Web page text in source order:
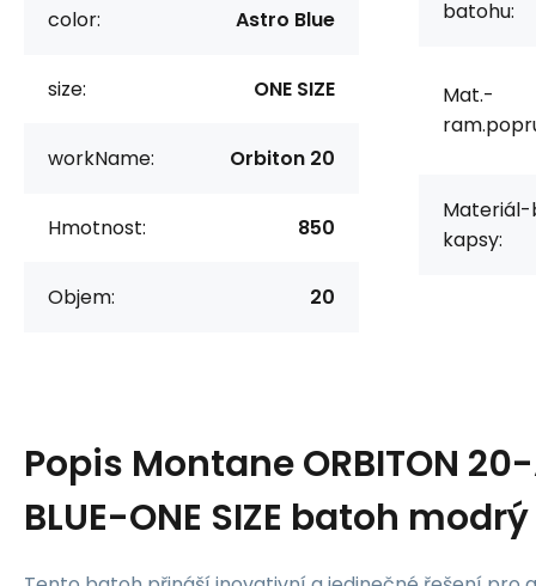
color: Astro Blue
size: ONE SIZE
workName: Orbiton 20
Hmotnost: 850
Objem: 20
batohu:
Mat.-
kapsy:
Popis Montane ORBITON 20-
BLUE-ONE SIZE batoh modrý